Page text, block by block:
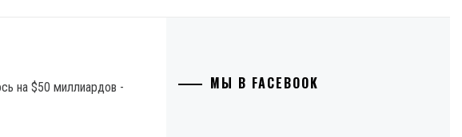
МЫ В FACEBOOK